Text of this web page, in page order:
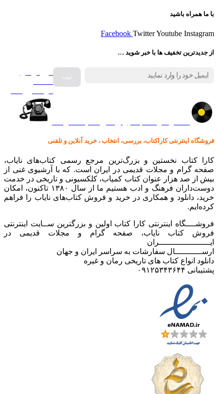
با ما همراه باشید
Facebook TwitterYoutube Instagram
از جدیدترین تخفیف ها با خبر شوید …
فروش انواع
فروشگاه اینترنتی کاراکتاب، بررسی، انتخاب ، خرید آنلاین و تلفنی
کارا کتاب نخستین و بزرگ‌ترین مرجع رسمی کتاب‌های نایاب،
صفحه گرام و مجلات قدیمی در ایران است. که با آرشیوی غنی از
بیش از صد هزار عنوان کتاب کمیاب، کلکسیونی و تاریخی در خدمت
دوست‌داران فرهنگ و ادب هستیم ما از سال ۱۳۸۰ تاکنون، امکان
خرید، دانلود و همکاری در خرید و فروش کتاب‌های نایاب را فراهم
کرده‌ایم.
فروشــــگاه اینترنتی کارا کتاب اولین و بزرگترین ســایت اینترنتی
فروش کتاب نایاب، صفحه گرام و مجلات قدیمی در
ایـــــــــــــــــــــران
ارســـــــــــال سفارشات به سراسر ایران و جهان
دانلود انواع کتاب های تاریخی رمان و غیره
پشتیبانی ۰۹۱۲۵۳۴۳۶۴۴